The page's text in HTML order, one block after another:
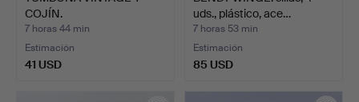
COJÍN.
7 horas 44 min
Estimación
41 USD
uds., plástico, ace…
7 horas 53 min
Estimación
85 USD